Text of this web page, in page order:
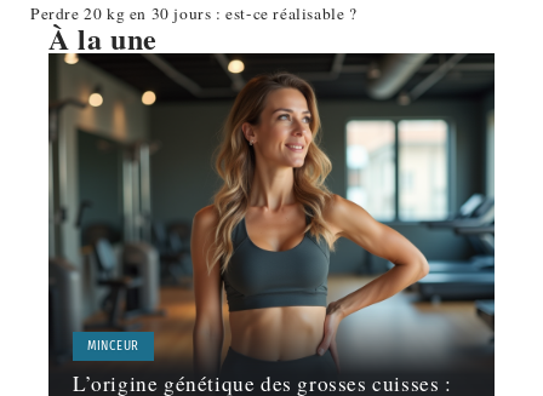
Perdre 20 kg en 30 jours : est-ce réalisable ?
À la une
MINCEUR
L’origine génétique des grosses cuisses :